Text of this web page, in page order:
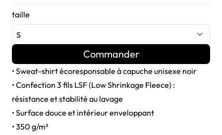
taille
Commander
• Sweat-shirt écoresponsable à capuche unisexe noir
• Confection 3 fils LSF (Low Shrinkage Fleece) :
résistance et stabilité au lavage
• Surface douce et intérieur enveloppant
• 350 g/m²